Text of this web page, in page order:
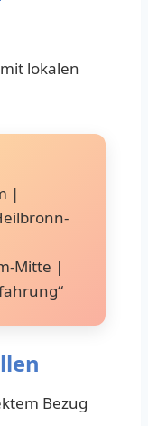
lokalen
|
Mitte |
Bezug